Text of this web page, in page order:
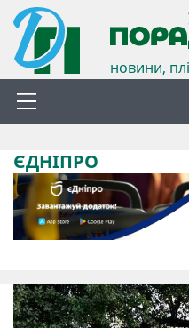
новини,
ЄДНІПРО